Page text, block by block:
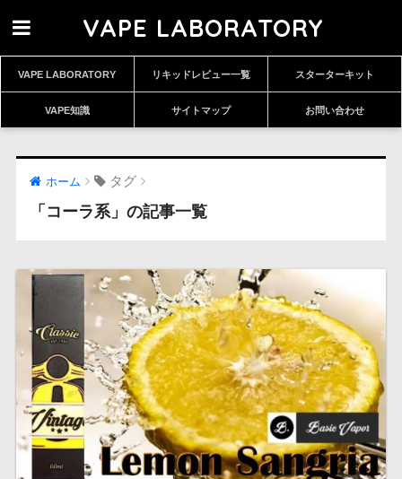
VAPE LABORATORY
VAPE LABORATORY リキッドレビュー一覧 スターターキット
VAPE知識 サイトマップ お問い合わせ
ホーム タグ
「コーラ系」の記事一覧